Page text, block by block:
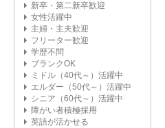
新卒・第二新卒歓迎
女性活躍中
主婦・主夫歓迎
フリーター歓迎
学歴不問
ブランクOK
ミドル（40代～）活躍中
エルダー（50代～）活躍中
シニア（60代～）活躍中
障がい者積極採用
英語が活かせる